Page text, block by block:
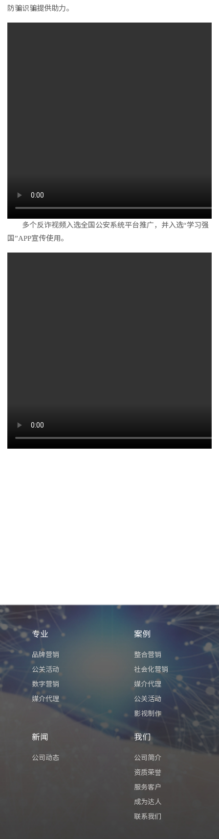
防骗识骗提供助力。
多个反诈视频入选全国公安系统平台推广，并入选“学习强
国”APP宣传使用。
专业
品牌营销
公关活动
数字营销
媒介代理
案例
整合营销
社会化营销
媒介代理
公关活动
影视制作
新闻
公司动态
我们
公司简介
资质荣誉
服务客户
成为达人
联系我们